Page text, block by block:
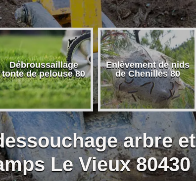
Débroussaillage
tonte de pelouse 80
Enlèvement de nids
de Chenilles 80
arbre et
Le Vieux 80430